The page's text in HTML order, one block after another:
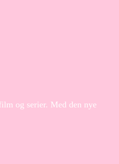
og serier. Med den nye